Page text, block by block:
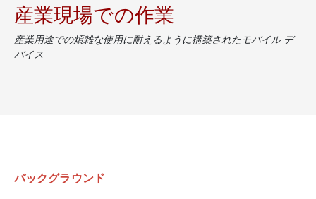
産業現場での作業
産業用途での煩雑な使用に耐えるように構築されたモバイル デ
バイス
バックグラウンド